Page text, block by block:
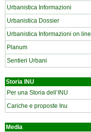
Urbanistica Informazioni
Urbanistica Dossier
Urbanistica Informazioni on line
Planum
Sentieri Urbani
Storia INU
Per una Storia dell’INU
Cariche e proposte Inu
Media